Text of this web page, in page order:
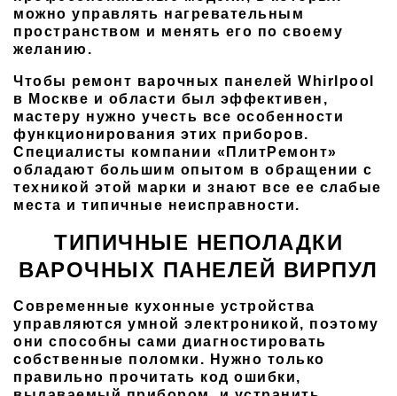
можно управлять нагревательным
пространством и менять его по своему
желанию.
Чтобы ремонт варочных панелей Whirlpool
в Москве и области был эффективен,
мастеру нужно учесть все особенности
функционирования этих приборов.
Специалисты компании «ПлитРемонт»
обладают большим опытом в обращении с
техникой этой марки и знают все ее слабые
места и типичные неисправности.
ТИПИЧНЫЕ НЕПОЛАДКИ
ВАРОЧНЫХ ПАНЕЛЕЙ ВИРПУЛ
Современные кухонные устройства
управляются умной электроникой, поэтому
они способны сами диагностировать
собственные поломки. Нужно только
правильно прочитать код ошибки,